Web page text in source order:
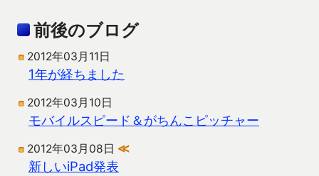
前後のブログ
2012年03月11日
1年が経ちました
2012年03月10日
モバイルスピード＆がちんこピッチャー
2012年03月08日 ≪
新しいiPad発表